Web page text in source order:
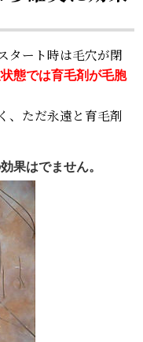
タート時は毛穴が閉
態では育毛剤が毛胞
、ただ永遠と育毛剤
果はでません。